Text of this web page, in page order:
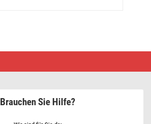
Brauchen Sie Hilfe?